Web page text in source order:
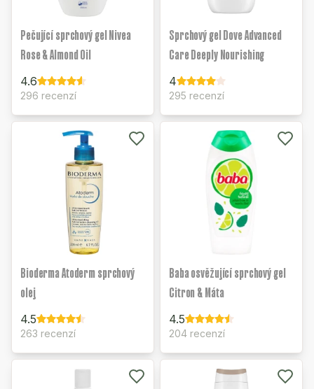
Pečující sprchový gel Nivea
Rose & Almond Oil
4.6
296 recenzí
Sprchový gel Dove Advanced
Care Deeply Nourishing
4
295 recenzí
Bioderma Atoderm sprchový
olej
4.5
263 recenzí
Baba osvěžující sprchový gel
Citron & Máta
4.5
204 recenzí